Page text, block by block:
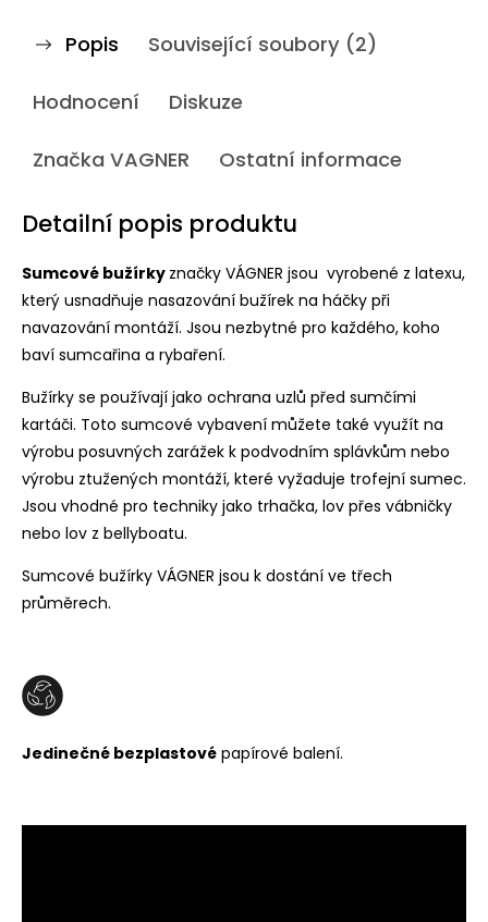
Popis Související soubory (2)
Hodnocení Diskuze
Značka VAGNER Ostatní informace
Detailní popis produktu
Sumcové bužírky značky VÁGNER jsou vyrobené z latexu,
který usnadňuje nasazování bužírek na háčky při
navazování montáží. Jsou nezbytné pro každého, koho
baví sumcařina a rybaření.
Bužírky se používají jako ochrana uzlů před sumčími
kartáči. Toto sumcové vybavení můžete také využít na
výrobu posuvných zarážek k podvodním splávkům nebo
výrobu ztužených montáží, které vyžaduje trofejní sumec.
Jsou vhodné pro techniky jako trhačka, lov přes vábničky
nebo lov z bellyboatu.
Sumcové bužírky VÁGNER jsou k dostání ve třech
průměrech.
Jedinečné bezplastové papírové balení.